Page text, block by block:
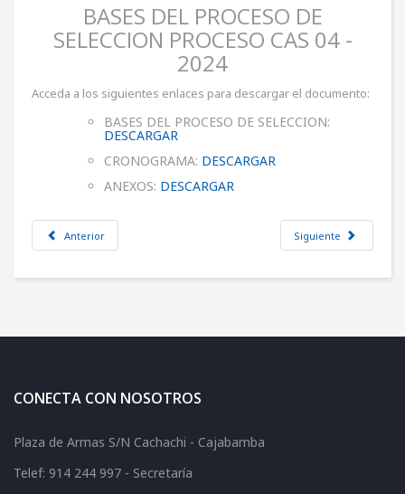
BASES DEL PROCESO DE
SELECCION PROCESO CAS 04 -
2024
Acceda a los siguientes enlaces para descargar el documento:
BASES DEL PROCESO DE SELECCION:
DESCARGAR
CRONOGRAMA: DESCARGAR
ANEXOS: DESCARGAR
Anterior Siguiente
CONECTA CON NOSOTROS
Plaza de Armas S/N Cachachi - Cajabamba
Telef: 914 244 997 - Secretaría